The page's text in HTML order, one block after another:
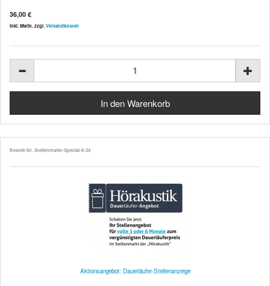
36,00 €
inkl. MwSt. zzgl. Versandkosten
Bestell-Nr. Stellenmarkt-Special-6-24
Aktionsangebot: Dauerläufer-Stellenanzeige